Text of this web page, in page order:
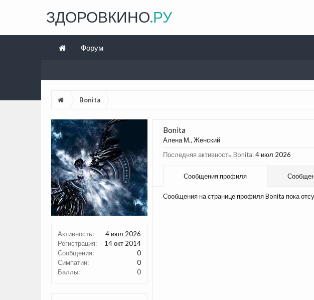
Bonita
Активность:
4 июл 2026
Регистрация:
14 окт 2014
Сообщения:
0
Симпатии:
0
Баллы:
0
Bonita
Алена М., Женский
Последняя активность Bonita:4 июл 2026
Сообщения профиля
Сообщения на странице профиля Bonita пока
ЗДОРОВКИНО.РУ
Форум